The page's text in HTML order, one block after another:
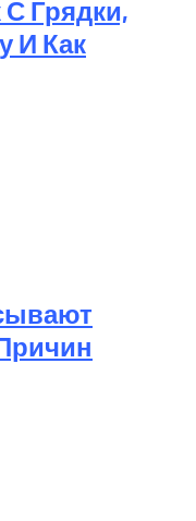
С Грядки,
И Как